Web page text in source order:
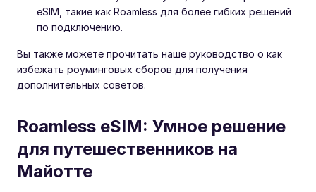
eSIM, такие как Roamless для более гибких решений
по подключению.
Вы также можете прочитать наше руководство о как
избежать роуминговых сборов для получения
дополнительных советов.
Roamless eSIM: Умное решение
для путешественников на
Майотте